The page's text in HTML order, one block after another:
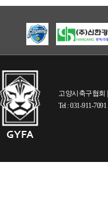
고양시축구협회
Tel : 031-911-